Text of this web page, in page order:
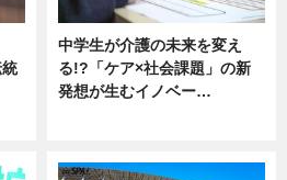
統
中学生が介護の未来を変え
る!?「ケア×社会課題」の新
発想が生むイノベー…